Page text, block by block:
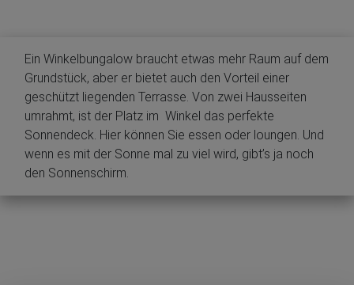
Ein Winkelbungalow braucht etwas mehr Raum auf dem
Grundstück, aber er bietet auch den Vorteil einer
geschützt liegenden Terrasse. Von zwei Hausseiten
umrahmt, ist der Platz im Winkel das perfekte
Sonnendeck. Hier können Sie essen oder loungen. Und
wenn es mit der Sonne mal zu viel wird, gibt’s ja noch
den Sonnenschirm.